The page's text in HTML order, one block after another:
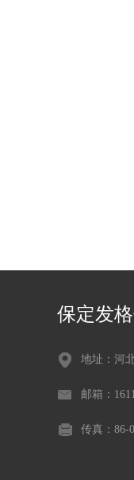
保定发
地址：河
邮箱：
传真：86-